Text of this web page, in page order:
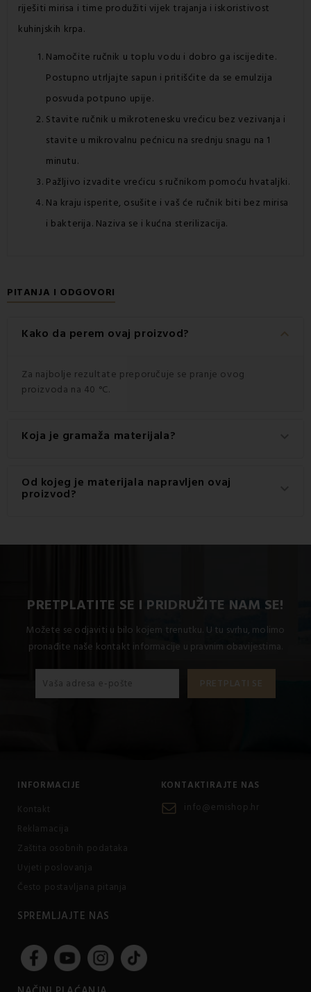
riješiti mirisa i time produžiti vijek trajanja i iskoristivost
kuhinjskih krpa.
Namočite ručnik u toplu vodu i dobro ga iscijedite.
Postupno utrljajte sapun i pritišćite da se emulzija
posvuda potpuno upije.
Stavite ručnik u mikrotenesku vrećicu bez vezivanja i
stavite u mikrovalnu pećnicu na srednju snagu na 1
minutu.
Pažljivo izvadite vrećicu s ručnikom pomoću hvataljki.
Na kraju isperite, osušite i vaš će ručnik biti bez mirisa
i bakterija. Naziva se i kućna sterilizacija.
PITANJA I ODGOVORI
Kako da perem ovaj proizvod? keyboard_arrow_down
Za najbolje rezultate preporučuje se pranje ovog
proizvoda na 40 °C.
Koja je gramaža materijala?
Gramaža materijala korištenog za ovaj proizvod je 120
g/m2.
Od kojeg je materijala napravljen ovaj
proizvod?
PRETPLATITE SE I PRIDRUŽITE NAM SE!
Možete se odjaviti u bilo kojem trenutku. U tu svrhu, molimo
pronađite naše kontakt informacije u pravnim obavijestima.
INFORMACIJE
Kontakt
Reklamacija
Zaštita osobnih podataka
Uvjeti poslovanja
Često postavljana pitanja
KONTAKTIRAJTE NAS
info@emishop.hr
SPREMLJAJTE NAS